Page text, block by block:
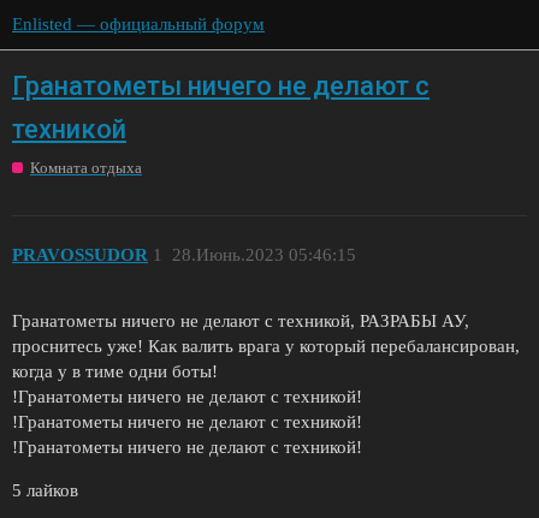
Enlisted — официальный форум
Гранатометы ничего не делают с
техникой
Комната отдыха
PRAVOSSUDOR 28.Июнь.2023 05:46:15
1
Гранатометы ничего не делают с техникой, РАЗРАБЫ АУ,
проснитесь уже! Как валить врага у который перебалансирован,
когда у в тиме одни боты!
!Гранатометы ничего не делают с техникой!
!Гранатометы ничего не делают с техникой!
!Гранатометы ничего не делают с техникой!
5 лайков